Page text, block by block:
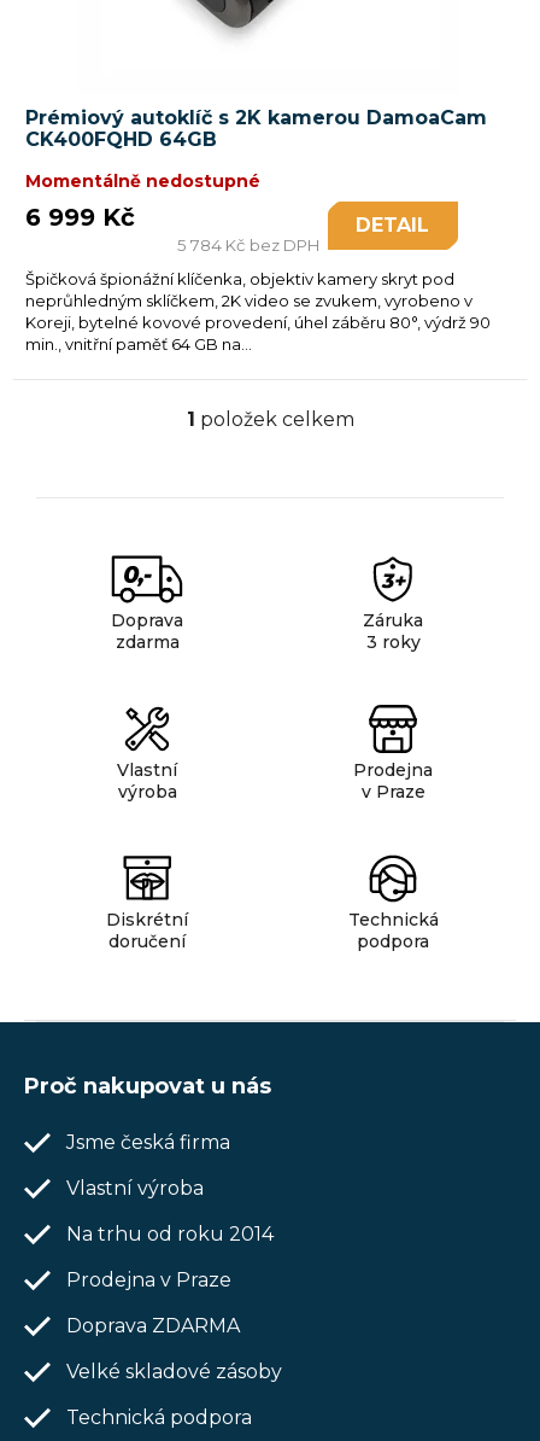
ůPrémiový autoklíč s 2K kamerou DamoaCam
CK400FQHD 64GB
Momentálně nedostupné
5 784 Kč bez DPH
6 999 Kč DETAIL
Špičková špionážní klíčenka, objektiv kamery skryt pod
neprůhledným sklíčkem, 2K video se zvukem, vyrobeno v
Koreji, bytelné kovové provedení, úhel záběru 80°, výdrž 90
min., vnitřní paměť 64 GB na...
O
l
1 položek celkem
Doprava
zdarma
Záruka
3 roky
Vlastní
výroba
Prodejna
v Praze
Diskrétní
doručení
Technická
podpora
Proč nakupovat u nás
Jsme česká firma
Vlastní výroba
Na trhu od roku 2014
Prodejna v Praze
Doprava ZDARMA
Velké skladové zásoby
Technická podpora